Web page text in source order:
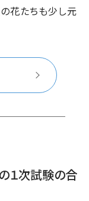
花たちも少し元
１次試験の合